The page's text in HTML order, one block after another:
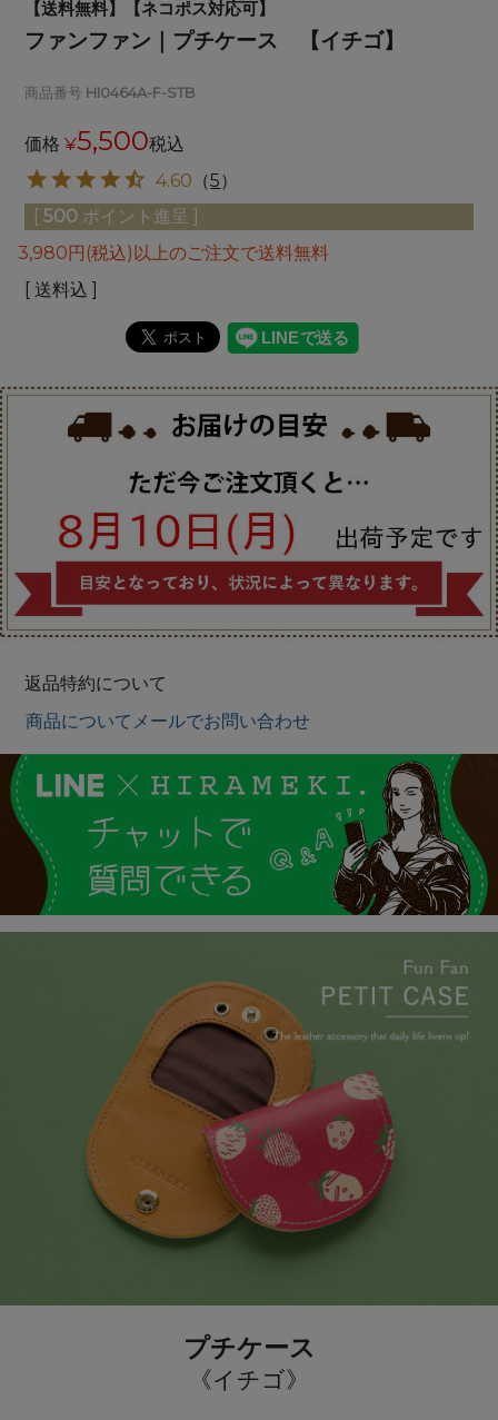
【送料無料】【ネコポス対応可】
ファンファン｜プチケース 【イチゴ】
商品番号 HI0464A-F-STB
価格 ¥5,500税込
4.60 （5）
[ 500 ポイント進呈 ]
3,980円(税込)以上のご注文で送料無料
送料込
返品特約について
商品についてメールでお問い合わせ
プチケース
《イチゴ》